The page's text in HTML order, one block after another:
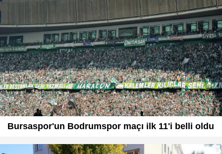
Bursaspor'un Bodrumspor maçı ilk 11'i belli oldu